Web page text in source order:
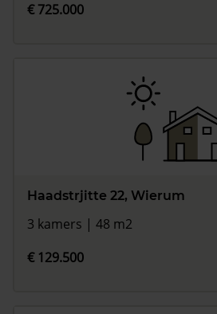
€ 725.000
Haadstrjitte 22, Wierum
3 kamers | 48 m2
€ 129.500